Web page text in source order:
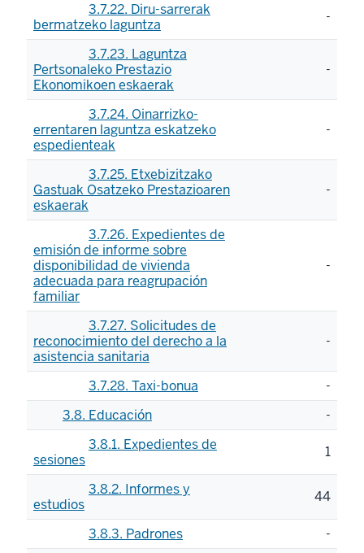
3.7.22. Diru-sarrerak
bermatzeko laguntza
-
3.7.23. Laguntza
Pertsonaleko Prestazio
Ekonomikoen eskaerak
-
3.7.24. Oinarrizko-
errentaren laguntza eskatzeko
espedienteak
-
3.7.25. Etxebizitzako
Gastuak Osatzeko Prestazioaren
eskaerak
-
3.7.26. Expedientes de
emisión de informe sobre
disponibilidad de vivienda
adecuada para reagrupación
familiar
-
3.7.27. Solicitudes de
reconocimiento del derecho a la
asistencia sanitaria
-
3.7.28. Taxi-bonua
-
3.8. Educación
-
3.8.1. Expedientes de
sesiones
1
3.8.2. Informes y
estudios
44
3.8.3. Padrones
-